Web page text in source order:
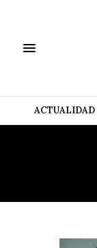
ACTUALIDAD